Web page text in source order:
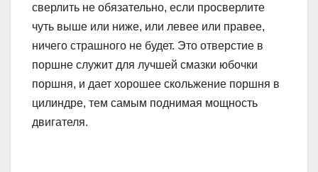
сверлить не обязательно, если просверлите
чуть выше или ниже, или левее или правее,
ничего страшного не будет. Это отверстие в
поршне служит для лучшей смазки юбочки
поршня, и дает хорошее скольжение поршня в
цилиндре, тем самым поднимая мощность
двигателя.